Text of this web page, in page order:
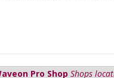
Pro Shop Shops